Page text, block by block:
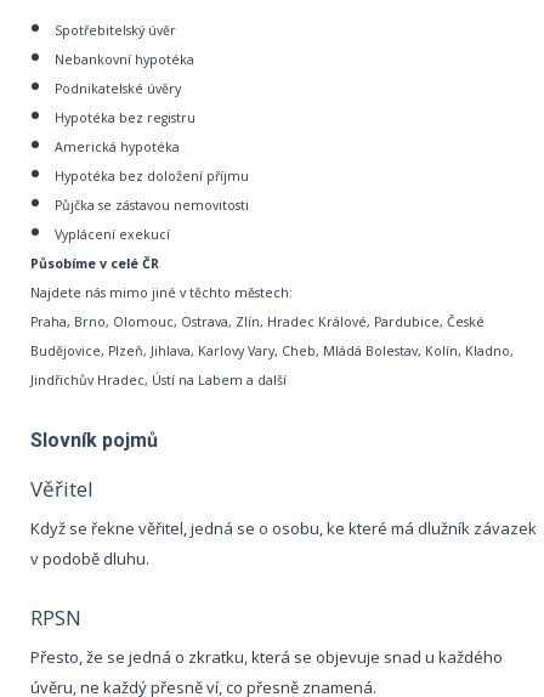
Spotřebitelský úvěr
Nebankovní hypotéka
Podnikatelské úvěry
Hypotéka bez registru
Americká hypotéka
Hypotéka bez doložení příjmu
Půjčka se zástavou nemovitosti
Vyplácení exekucí
Působíme v celé ČR
Najdete nás mimo jiné v těchto městech:
Praha, Brno, Olomouc, Ostrava, Zlín, Hradec Králové, Pardubice, České
Budějovice, Plzeň, Jihlava, Karlovy Vary, Cheb, Mládá Bolestav, Kolín, Kladno,
Jindřichův Hradec, Ústí na Labem a další
Slovník pojmů
Věřitel
Když se řekne věřitel, jedná se o osobu, ke které má dlužník závazek
v podobě dluhu.
RPSN
Přesto, že se jedná o zkratku, která se objevuje snad u každého
úvěru, ne každý přesně ví, co přesně znamená.